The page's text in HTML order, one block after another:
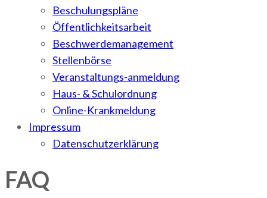
Beschulungspläne
Öffentlichkeitsarbeit
Beschwerdemanagement
Stellenbörse
Veranstaltungs-anmeldung
Haus- & Schulordnung
Online-Krankmeldung
Impressum
Datenschutzerklärung
FAQ